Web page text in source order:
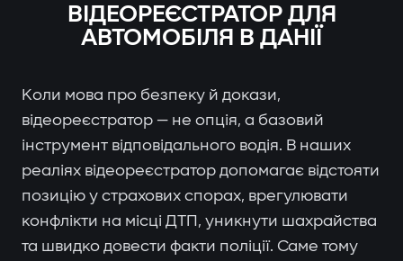
ВІДЕОРЕЄСТРАТОР ДЛЯ
АВТОМОБІЛЯ В ДАНІЇ
Коли мова про безпеку й докази,
відеореєстратор — не опція, а базовий
інструмент відповідального водія. В наших
реаліях відеореєстратор допомагає відстояти
позицію у страхових спорах, врегулювати
конфлікти на місці ДТП, уникнути шахрайства
та швидко довести факти поліції. Саме тому